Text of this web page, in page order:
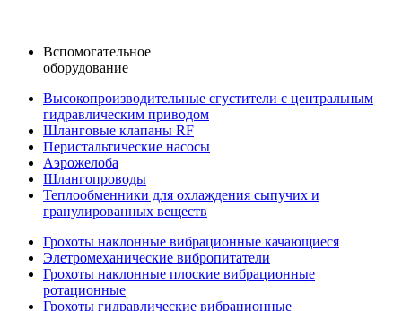
Вспомогательное
оборудование
Высоко­производительные сгустители с центральным
гидравлическим приводом
Шланговые клапаны RF
Перистальтические насосы
Аэрожелоба
Шлангопроводы
Теплообменники для охлаждения сыпучих и
гранулированных веществ
Грохоты наклонные вибрационные качающиеся
Элетромеханические вибропитатели
Грохоты наклонные плоские вибрационные
ротационные
Грохоты гидравлические вибрационные